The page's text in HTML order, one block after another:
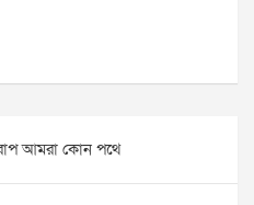
আমরা কোন পথে